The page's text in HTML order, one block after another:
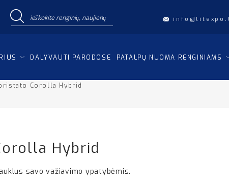
DALYVAUTI PARODOSE PATALPŲ NUOMA RENGINIAMS
Corolla Hybrid
Hybrid
savo važiavimo ypatybėmis.